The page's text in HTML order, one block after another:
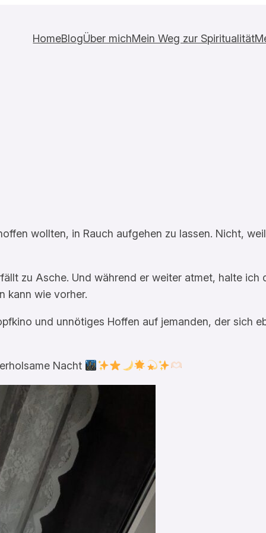
HomeBlogÜber michMein Weg zur Spiritualität
wollten, in Rauch aufgehen zu lassen. Nicht,
zu Asche. Und während er weiter atmet, halte
kann wie vorher.
und unnötiges Hoffen auf jemanden, der sich
Nacht